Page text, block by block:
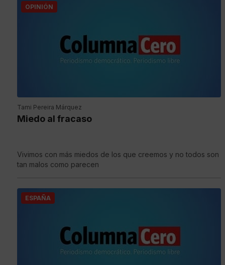
OPINIÓN
Tami Pereira Márquez
Miedo al fracaso
Vivimos con más miedos de los que creemos y no todos son
tan malos como parecen
ESPAÑA